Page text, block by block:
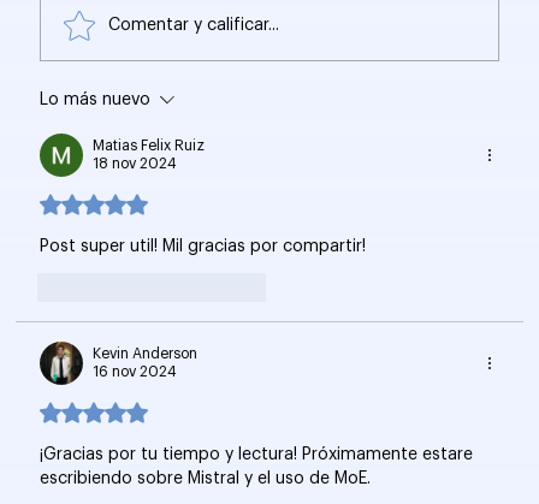
Automático y Creación de LLMs
Comentar y calificar...
Lo más nuevo
Matias Felix Ruiz
18 nov 2024
Obtuvo 5 de 5 estrellas.
Post super util! Mil gracias por compartir!
Kevin Anderson
16 nov 2024
Obtuvo 5 de 5 estrellas.
¡Gracias por tu tiempo y lectura! Próximamente estare
escribiendo sobre Mistral y el uso de MoE.